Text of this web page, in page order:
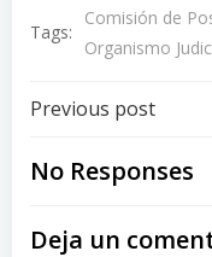
Tags:
Comisión de
Organismo
Post
Previous post
No Responses
Deja un